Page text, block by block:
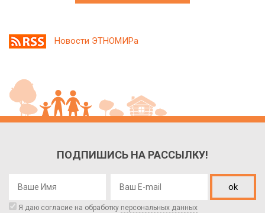
Новости ЭТНОМИРа
ПОДПИШИСЬ НА РАССЫЛКУ!
ok
Я даю согласие на обработку персональных данных